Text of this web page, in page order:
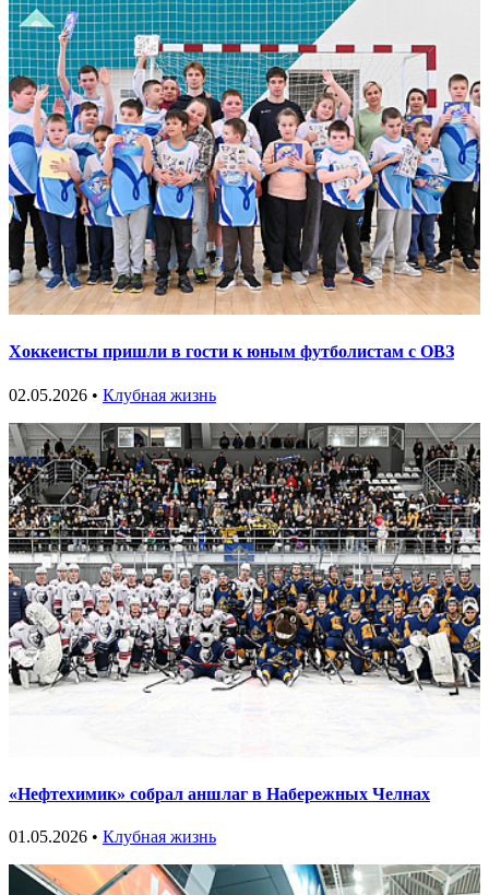
Хоккеисты пришли в гости к юным футболистам с ОВЗ
02.05.2026 • Клубная жизнь
«Нефтехимик» собрал аншлаг в Набережных Челнах
01.05.2026 • Клубная жизнь